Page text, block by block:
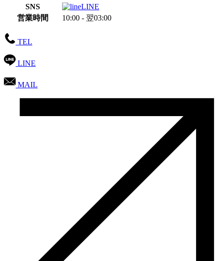
SNS
LINE
営業時間
10:00 - 翌03:00
TEL
LINE
MAIL